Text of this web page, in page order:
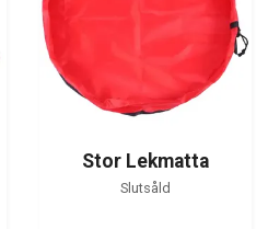
Stor Lekmatta
Slutsåld